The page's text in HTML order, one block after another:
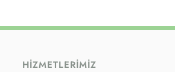
HİZMETLERİMİZ